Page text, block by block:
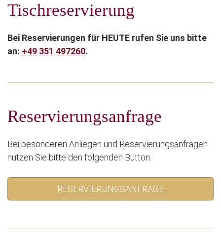
Tischreservierung
Bei Reservierungen für HEUTE rufen Sie uns bitte
an: +49 351 497260.
Reservierungsanfrage
Bei besonderen Anliegen und Reservierungsanfragen
nutzen Sie bitte den folgenden Button:
RESERVIERUNGSANFRAGE